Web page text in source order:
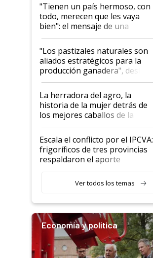
"Tienen un país hermoso, con
todo, merecen que les vaya
bien": el mensaje de una
ganadera uruguaya sobre las
oportunidades que se abren
para el agro en Argentina, con
foco en la carne
"Los pastizales naturales son
aliados estratégicos para la
producción ganadera", destaca
la iniciativa que ya reúne a 46
establecimientos en Argentina
La herradora del agro, la
historia de la mujer detrás de
los mejores caballos de la
Argentina y los mitos que
todavía hacen sufrir a estos
animales: "Mientras me
descalificaban, yo seguí
haciendo currículum"
Escala el conflicto por el IPCVA:
frigoríficos de tres provincias
respaldaron el aporte
Ver todos los temas
Economía y política